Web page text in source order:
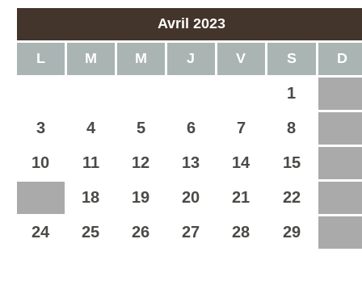
Avril 2023
L M M J V S D
1
3 4 5 6 7 8
10 11 12 13 14 15
18 19 20 21 22
24 25 26 27 28 29